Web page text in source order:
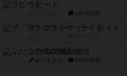
ラピード
1件の投稿
ザ・フラッフィー・ライト
ふたつの城の物語
紹介文あり 6件の投稿